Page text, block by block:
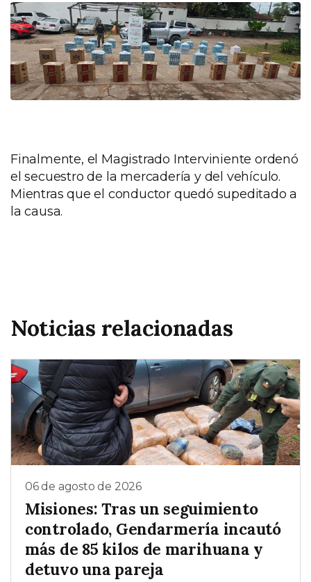
Finalmente, el Magistrado Interviniente ordenó
el secuestro de la mercadería y del vehículo.
Mientras que el conductor quedó supeditado a
la causa.
Noticias relacionadas
06 de agosto de 2026
Misiones: Tras un seguimiento
controlado, Gendarmería incautó
más de 85 kilos de marihuana y
detuvo una pareja